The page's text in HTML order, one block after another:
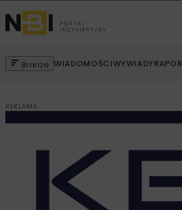
Branże WIADOMOŚCIWYWIADY
REKLAMA